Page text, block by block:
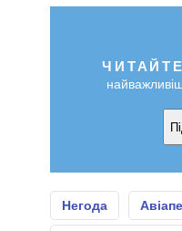
ЧИТАЙТЕ
Негода